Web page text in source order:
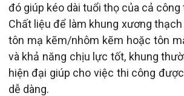
đó giúp kéo dài tuổi thọ của cả công
Chất liệu để làm khung xương
tôn mạ kẽm/nhôm kẽm hoặc tôn
và khả năng chịu lực tốt, khung
hiện đại giúp cho việc thi công
dễ dàng.